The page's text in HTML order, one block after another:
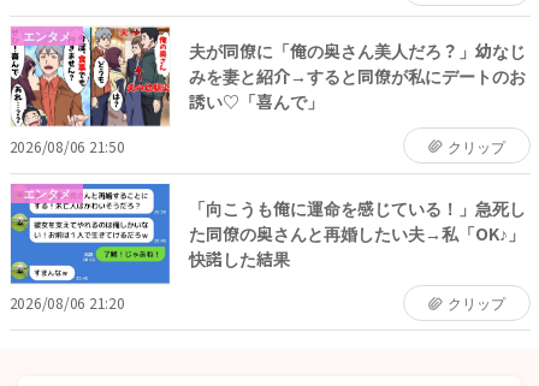
エンタメ
夫が同僚に「俺の奥さん美人だろ？」幼なじ
みを妻と紹介→すると同僚が私にデートのお
誘い♡「喜んで」
2026/08/06 21:50 クリップ
エンタメ
「向こうも俺に運命を感じている！」急死し
た同僚の奥さんと再婚したい夫→私「OK♪」
快諾した結果
2026/08/06 21:20 クリップ